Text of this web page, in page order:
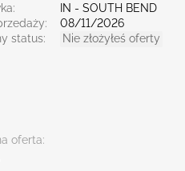
IN - SOUTH BEND
08/11/2026
status:
Nie złożyłeś oferty
oferta: